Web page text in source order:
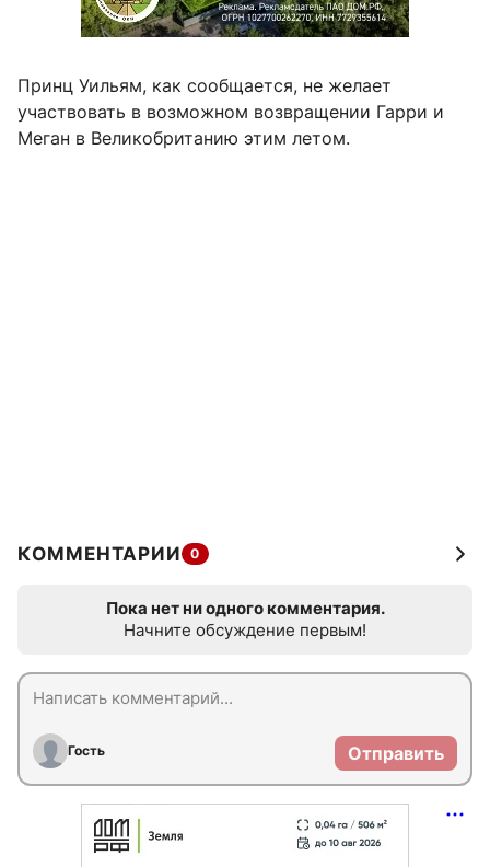
Принц Уильям, как сообщается, не желает
участвовать в возможном возвращении Гарри и
Меган в Великобританию этим летом.
КОММЕНТАРИИ 0
Пока нет ни одного комментария.
Начните обсуждение первым!
Гость Отправить